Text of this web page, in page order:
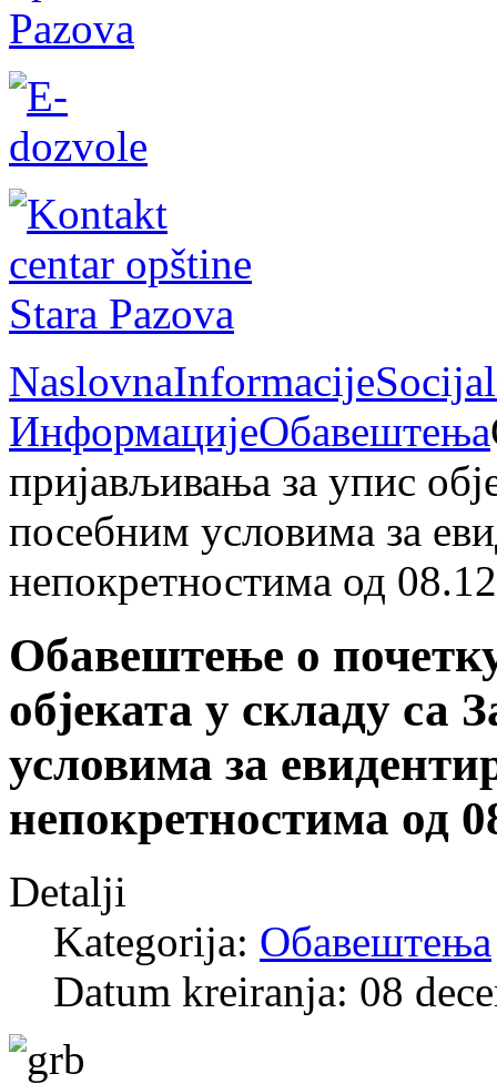
NaslovnaInformacije
ИнформацијеОбавештења
пријављивања за упис
посебним условима за
непокретностима од
Обавештење о
објеката у складу са
условима за
непокретностима од
Detalji
Kategorija: Обавештења
Datum kreiranja: 08